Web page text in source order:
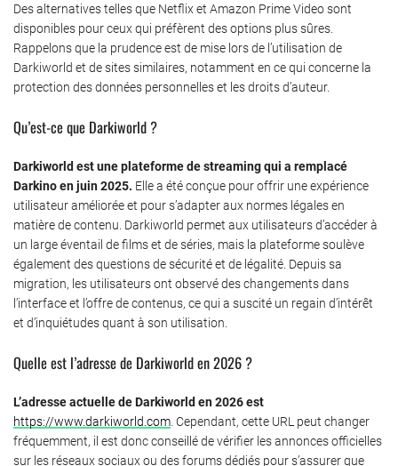
Des alternatives telles que Netflix et Amazon Prime Video sont
disponibles pour ceux qui préfèrent des options plus sûres.
Rappelons que la prudence est de mise lors de l’utilisation de
Darkiworld et de sites similaires, notamment en ce qui concerne la
protection des données personnelles et les droits d’auteur.
Qu’est-ce que Darkiworld ?
Darkiworld est une plateforme de streaming qui a remplacé
Darkino en juin 2025. Elle a été conçue pour offrir une expérience
utilisateur améliorée et pour s’adapter aux normes légales en
matière de contenu. Darkiworld permet aux utilisateurs d’accéder à
un large éventail de films et de séries, mais la plateforme soulève
également des questions de sécurité et de légalité. Depuis sa
migration, les utilisateurs ont observé des changements dans
l’interface et l’offre de contenus, ce qui a suscité un regain d’intérêt
et d’inquiétudes quant à son utilisation.
Quelle est l’adresse de Darkiworld en 2026 ?
L’adresse actuelle de Darkiworld en 2026 est
https://www.darkiworld.com Cependant, cette URL peut changer
fréquemment, il est donc conseillé de vérifier les annonces officielles
sur les réseaux sociaux ou des forums dédiés pour s’assurer que